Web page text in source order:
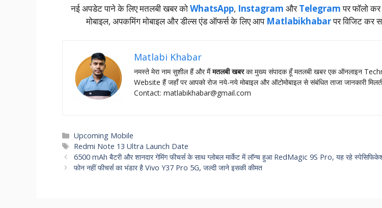
नई अपडेट पाने के लिए मतलबी खबर कोWhatsApp, Instagram औरTelegramपर फॉलो
मोबाइल, अपकमिंग मोबाइल और डील्‍स एंड ऑफर्स के लिए आप Matlabikhabarपर विजिट कर
Matlabi Khabar
नमस्‍ते मेरा नाम सुशील हैं और मैंमतलबी खबरका मुख्‍य संपादक हूँ मतलबी खबर एक ऑनलाइन
Website हैं जहॉं पर आपको रोज नये-नये मोबाइल और ऑटोमोबाइल से संबंधित ताजा जानकारी
Contact: matlabikhabar@gmail.com
Categories
Upcoming Mobile
Tags
Redmi Note 13 Ultra Launch Date
6500 mAh बैटरी और शानदार गेमिंग फीचर्स के साथ ग्लोबल मार्केट में लॉन्च हुआ RedMagic 9S Pro, यह रहे
फोन नहीं फीचर्स का भंडार है Vivo Y37 Pro 5G, जल्दी जाने इसकी कीमत